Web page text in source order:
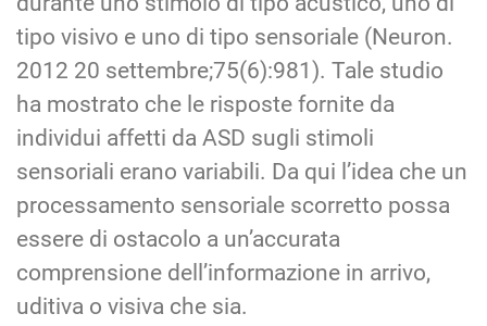
tipo visivo e uno di tipo sensoriale (Neuron.
2012 20 settembre;75(6):981). Tale studio
ha mostrato che le risposte fornite da
individui affetti da ASD sugli stimoli
sensoriali erano variabili. Da qui l’idea che un
processamento sensoriale scorretto possa
essere di ostacolo a un’accurata
comprensione dell’informazione in arrivo,
uditiva o visiva che sia.